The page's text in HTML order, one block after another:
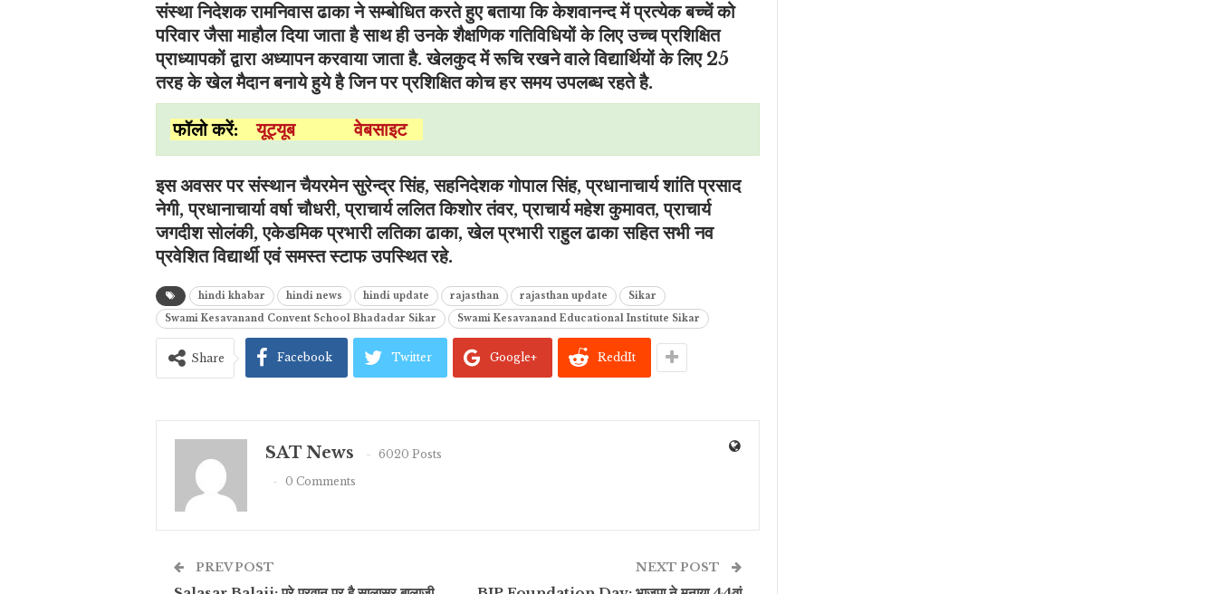
संस्था निदेशक रामनिवास ढाका ने सम्बोधित करते हुए बताया कि केशवानन्द में प्रत्येक बच्चें को
परिवार जैसा माहौल दिया जाता है साथ ही उनके शैक्षणिक गतिविधियों के लिए उच्च प्रशिक्षित
प्राध्यापकों द्वारा अध्यापन करवाया जाता है. खेलकुद में रूचि रखने वाले विद्यार्थियों के लिए 25
तरह के खेल मैदान बनाये हुये है जिन पर प्रशिक्षित कोच हर समय उपलब्ध रहते है.
फॉलो करें:यूट्यूबवेबसाइट
इस अवसर पर संस्थान चैयरमेन सुरेन्द्र सिंह, सहनिदेशक गोपाल सिंह, प्रधानाचार्य शांति प्रसाद
नेगी, प्रधानाचार्या वर्षा चौधरी, प्राचार्य ललित किशोर तंवर, प्राचार्य महेश कुमावत, प्राचार्य
जगदीश सोलंकी, एकेडमिक प्रभारी लतिका ढाका, खेल प्रभारी राहुल ढाका सहित सभी नव
प्रवेशित विद्यार्थी एवं समस्त स्टाफ उपस्थित रहे.
hindi khabar hindi news hindi update rajasthan rajasthan update
Sikar
Swami Kesavanand Convent School Bhadadar Sikar
Swami Kesavanand Educational Institute Sikar
Share Facebook Twitter Google+ ReddIt
SAT News
6020 Posts
0 Comments
PREV POST NEXT POST